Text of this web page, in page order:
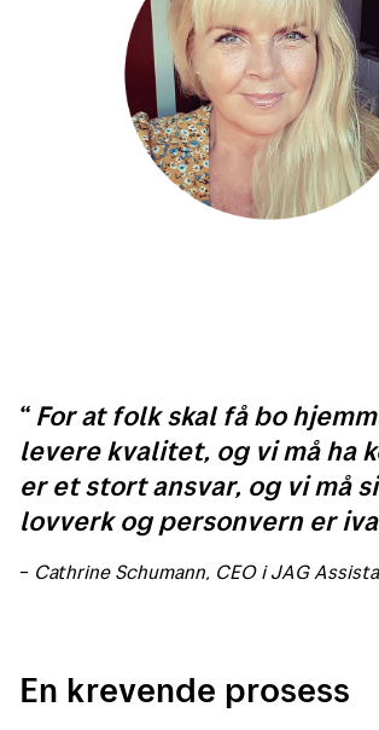
For at folk skal få bo
levere kvalitet, og vi må ha
er et stort ansvar, og vi må
lovverk og personvern er
– Cathrine Schumann, CEOi JAG
En krevende prosess